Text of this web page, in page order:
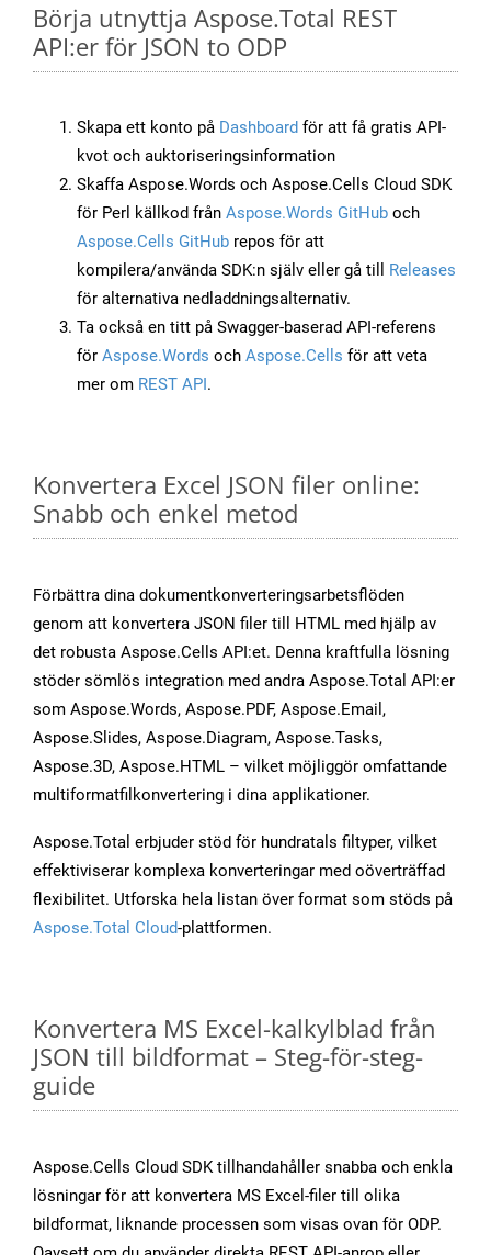
Börja utnyttja Aspose.Total REST
API:er för JSON to ODP
Skapa ett konto på Dashboard för att få gratis API-
kvot och auktoriseringsinformation
Skaffa Aspose.Words och Aspose.Cells Cloud SDK
för Perl källkod från Aspose.Words GitHub och
Aspose.Cells GitHub repos för att
kompilera/använda SDK:n själv eller gå till Releases
för alternativa nedladdningsalternativ.
Ta också en titt på Swagger-baserad API-referens
för Aspose.Words och Aspose.Cells för att veta
mer om REST API.
Konvertera Excel JSON filer online:
Snabb och enkel metod
Förbättra dina dokumentkonverteringsarbetsflöden
genom att konvertera JSON filer till HTML med hjälp av
det robusta Aspose.Cells API:et. Denna kraftfulla lösning
stöder sömlös integration med andra Aspose.Total API:er
som Aspose.Words, Aspose.PDF, Aspose.Email,
Aspose.Slides, Aspose.Diagram, Aspose.Tasks,
Aspose.3D, Aspose.HTML – vilket möjliggör omfattande
multiformatfilkonvertering i dina applikationer.
Aspose.Total erbjuder stöd för hundratals filtyper, vilket
effektiviserar komplexa konverteringar med oöverträffad
flexibilitet. Utforska hela listan över format som stöds på
Aspose.Total Cloud-plattformen.
Konvertera MS Excel-kalkylblad från
JSON till bildformat – Steg-för-steg-
guide
Aspose.Cells Cloud SDK tillhandahåller snabba och enkla
lösningar för att konvertera MS Excel-filer till olika
bildformat, liknande processen som visas ovan för ODP.